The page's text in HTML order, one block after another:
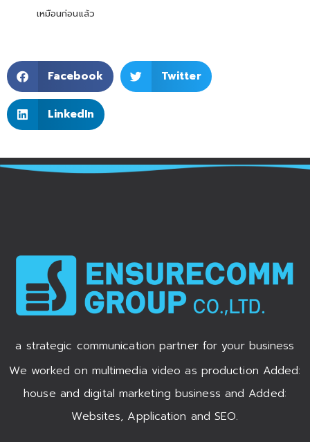
เหมือนก่อนแล้ว
Facebook Twitter
LinkedIn
a strategic communication partner for your business
We worked on multimedia video as production Added:
house and digital marketing business and Added:
Websites, Application and SEO.